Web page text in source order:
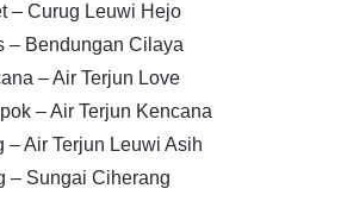
– Curug Leuwi Hejo
– Bendungan Cilaya
– Air Terjun Love
– Air Terjun Kencana
– Air Terjun Leuwi Asih
– Sungai Ciherang